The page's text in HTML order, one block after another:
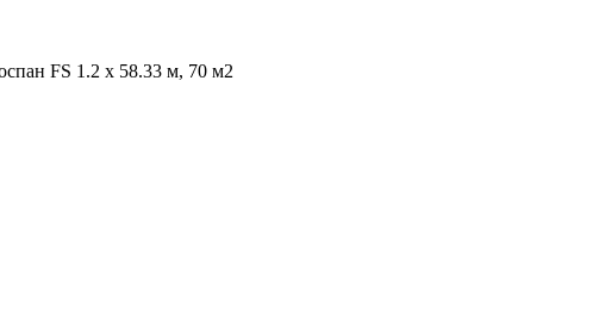
FS 1.2 х 58.33 м, 70 м2